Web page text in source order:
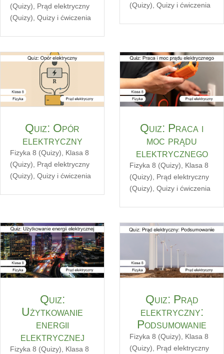
(Quizy)
Prąd elektryczny
(Quizy) Quizy i ćwiczenia
(Quizy) Quizy i ćwiczenia
Quiz: Opór
elektryczny
Fizyka 8 (Quizy), Klasa 8
(Quizy), Prąd elektryczny
(Quizy), Quizy i ćwiczenia
Quiz: Praca i
moc prądu
elektrycznego
Fizyka 8 (Quizy), Klasa 8
(Quizy), Prąd elektryczny
(Quizy), Quizy i ćwiczenia
Quiz:
Użytkowanie
energii
elektrycznej
Fizyka 8 (Quizy)
Klasa 8
Quiz: Prąd
elektryczny:
Podsumowanie
Fizyka 8 (Quizy)
Klasa 8
(Quizy)
Prąd elektryczny